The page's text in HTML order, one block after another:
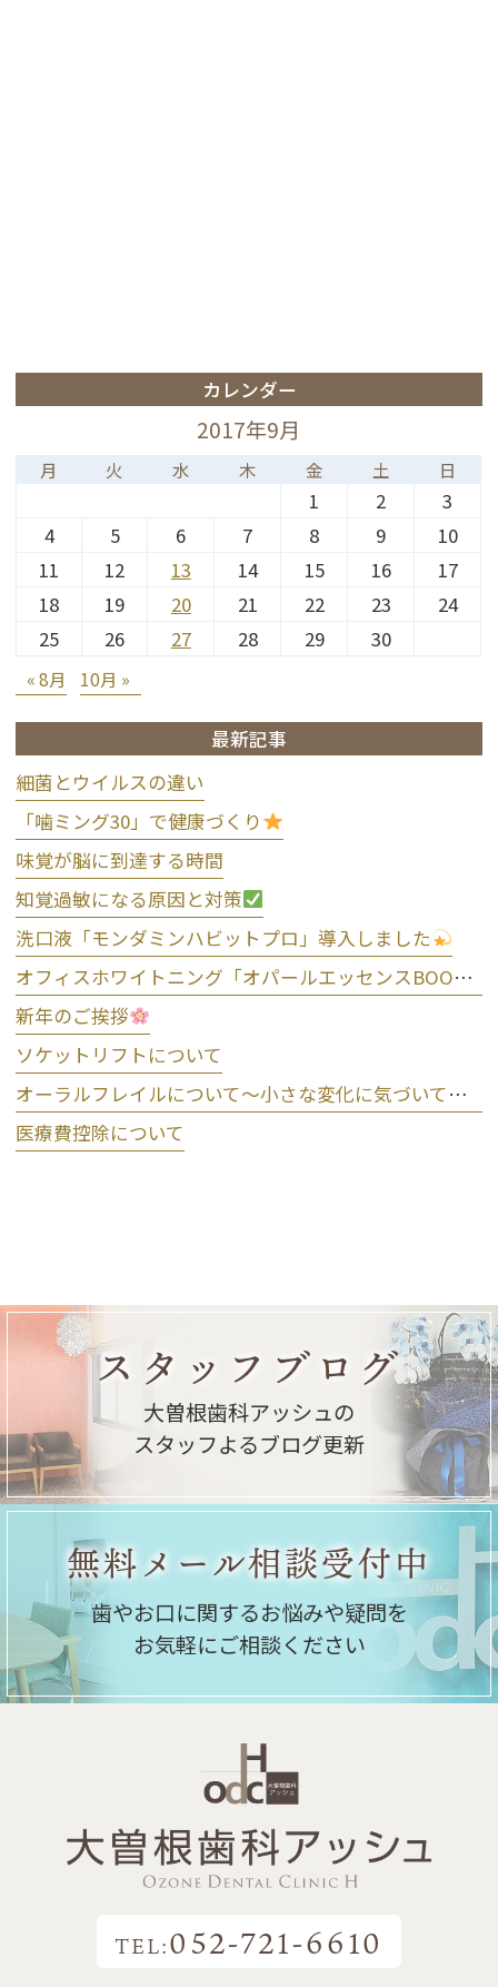
カレンダー
2017年9月
月 火 水 木 金 土 日
1 2
3
4
5 6 7 8 9
10
11
12 13 14 15 16
17
18
19 20 21 22 23
24
25
26 27 28 29 30
« 8月 10月 »
最新記事
細菌とウイルスの違い
「噛ミング30」で健康づくり
味覚が脳に到達する時間
知覚過敏になる原因と対策
洗口液「モンダミンハビットプロ」導入しました
オフィスホワイトニング「オパールエッセンスBOOST」導入しました
新年のご挨拶
ソケットリフトについて
オーラルフレイルについて～小さな変化に気づいて予防しましょう～
医療費控除について
スタッフブログ
大曽根歯科アッシュの
スタッフよるブログ更新
無料メール相談受付中
歯やお口に関するお悩みや疑問を
お気軽にご相談ください
TEL:052-721-6610